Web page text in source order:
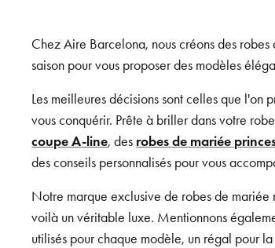
Chez Aire Barcelona, nous créons des
saison pour vous proposer des modèles
Les meilleures décisions sont celles que
vous conquérir. Prête à briller dans votre
coupe A-line, des robes de mariée
des conseils personnalisés pour vous
Notre marque exclusive de robes de mariée
voilà un véritable luxe. Mentionnons
utilisés pour chaque modèle, un régal pour